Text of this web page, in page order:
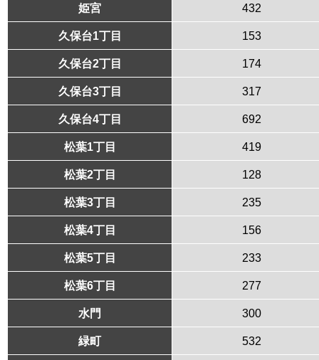
姫宮 432
久保台1丁目 153
久保台2丁目 174
久保台3丁目 317
久保台4丁目 692
松葉1丁目 419
松葉2丁目 128
松葉3丁目 235
松葉4丁目 156
松葉5丁目 233
松葉6丁目 277
水門 300
緑町 532